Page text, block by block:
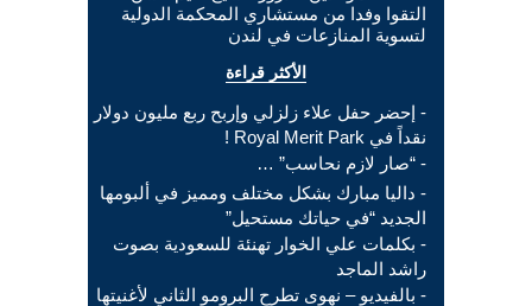
التقوا وفدا من مستشاري المحكمة الدولية
لتسوية المنازعات في لندن
الأكثر قراءة
- إحضر حفل علاء زلزلي وإربح ربع مليون دولار
نقداً في Royal Merit Park !
- “صار لازم نحاسب” …
- داليا مبارك بشكل مختلف ومميز في ألبومها
الجديد “في حياتك مستحيل”
- بكلمات علي الخوار تهنئة للسعودية بصوت
راشد الماجد
- بالفيديو – نهوى تطرح البرومو الثاني لأغنيتها